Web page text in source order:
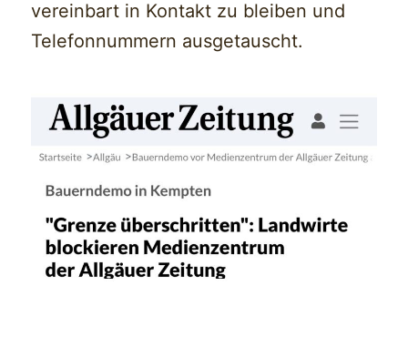
vereinbart in Kontakt zu bleiben und
Telefonnummern ausgetauscht.